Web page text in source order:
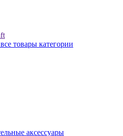
товары категории
аксессуары